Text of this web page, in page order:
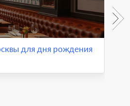
для дня рождения